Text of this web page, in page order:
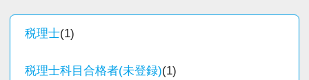
・仕事内容やキャリアを相談可
・納得後に選考へ進めます
・男性の育休取得率100％
・全席デュアルモニタ完備
税理士(1)
税理士科目合格者(未登録)(1)